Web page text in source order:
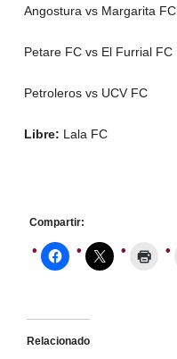
Angostura vs Margarita FC
Petare FC vs El Furrial FC
Petroleros vs UCV FC
Libre: Lala FC
Compartir:
Relacionado